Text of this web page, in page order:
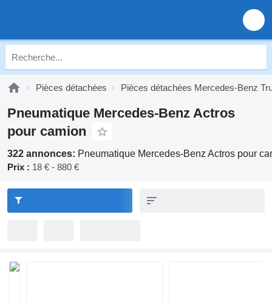
Pièces détachées Pièces détachées Mercedes-Benz
Pneumatique Mercedes-Benz Actros
pour camion
322 annonces: Pneumatique Mercedes-Benz Actros pour
Prix : 18 € - 880 €